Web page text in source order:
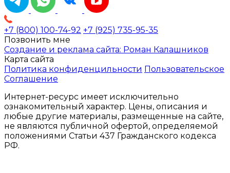
+7 (800) 100-74-92 +7 (925) 735-95-35
Позвонить мне
Создание и реклама сайта: Роман Калашников
Карта сайта
Политика конфиденцильности Пользовательское
Соглашение
Интернет-ресурс имеет исключительно
ознакомительный характер. Цены, описания и
любые другие материалы, размещенные на сайте,
не являются публичной офертой, определяемой
положениями Статьи 437 Гражданского кодекса
РФ.